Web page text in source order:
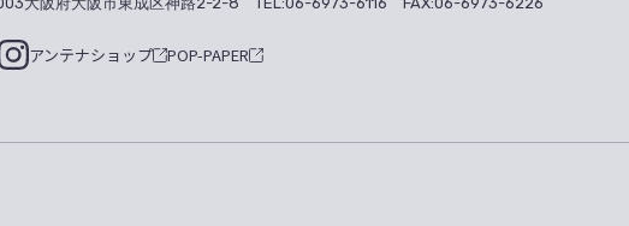
アンテナショップ POP-PAPER